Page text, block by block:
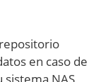
en caso de